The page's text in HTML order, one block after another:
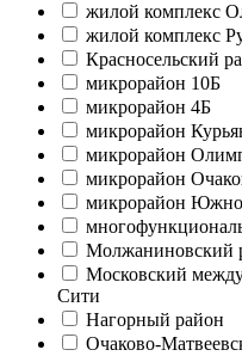
жилой комплекс
жилой комплекс
Красносельский
микрорайон 10Б
микрорайон 4Б
микрорайон
микрорайон
микрорайон
микрорайон
Молжаниновский
Московский
Сити
Нагорный район
Очаково-